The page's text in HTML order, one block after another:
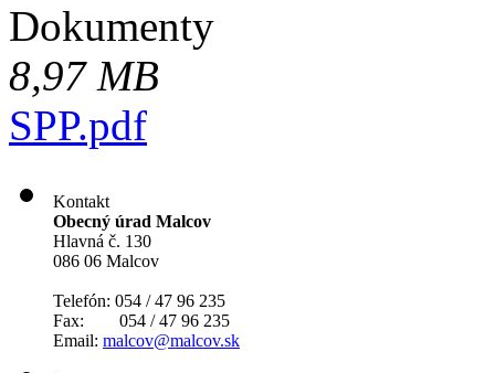
Dokumenty
8,97 MB
SPP.pdf
Kontakt
Obecný úrad Malcov
Hlavná č. 130
086 06 Malcov
Telefón: 054 / 47 96 235
Fax: 054 / 47 96 235
Email: malcov@malcov.sk